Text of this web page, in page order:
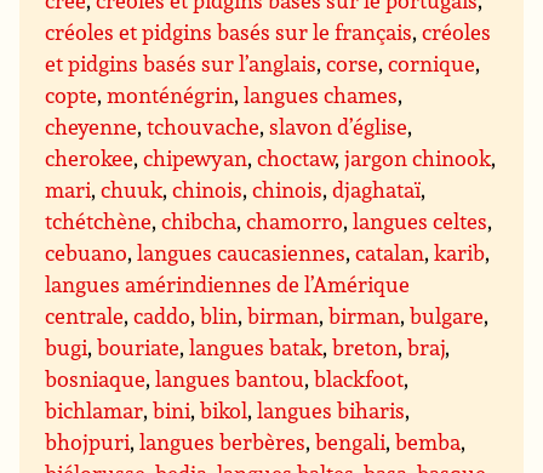
créoles et pidgins basés sur le français,créoles
et pidgins basés sur l’anglais,corse,cornique,
copte,monténégrin,langues chames,
cheyenne,tchouvache,slavon d’église,
cherokee,chipewyan,choctaw,jargon chinook,
mari,chuuk,chinois,chinois,djaghataï,
tchétchène,chibcha,chamorro,langues celtes,
cebuano,langues caucasiennes,catalan,karib,
langues amérindiennes de l’Amérique
centrale,caddo,blin,birman,birman,bulgare,
bugi,bouriate,langues batak,breton,braj,
bosniaque,langues bantou,blackfoot,
bichlamar,bini,bikol,langues biharis,
bhojpuri,langues berbères,bengali,bemba,